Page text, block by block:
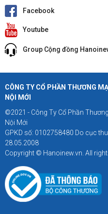
Facebook
Youtube
Group Cộng đồng
CÔNG TY CỔ PHẦN THƯƠNG
NỘI MỚI
©2021 - Công Ty Cổ Phần
Nội Mới
GPKD số: 0102758480 Do cục
28.05.2008
Copyright © Hanoinew.vn. All